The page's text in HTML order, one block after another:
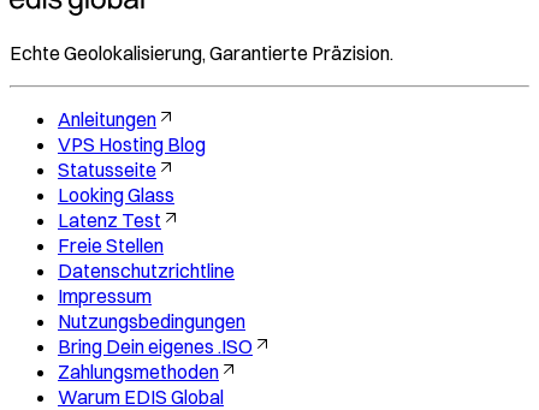
Echte Geolokalisierung, Garantierte Präzision.
Anleitungen
VPS Hosting Blog
Statusseite
Looking Glass
Latenz Test
Freie Stellen
Datenschutzrichtline
Impressum
Nutzungsbedingungen
Bring Dein eigenes .ISO
Zahlungsmethoden
Warum EDIS Global